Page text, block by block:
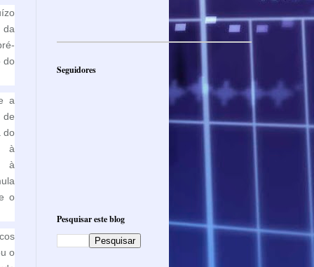
do
a
de
do
à
à
o
o
Seguidores
Pesquisar este blog